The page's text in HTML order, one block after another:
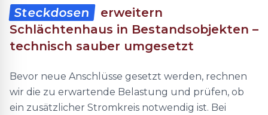
Steckdosen
erweitern
Schlächtenhaus in Bestandsobjekten –
technisch sauber umgesetzt
Bevor neue Anschlüsse gesetzt werden, rechnen
wir die zu erwartende Belastung und prüfen, ob
ein zusätzlicher Stromkreis notwendig ist. Bei